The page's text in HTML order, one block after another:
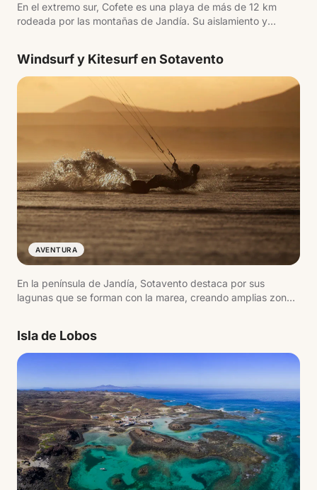
En el extremo sur, Cofete es una playa de más de 12 km
rodeada por las montañas de Jandía. Su aislamiento y
Windsurf y Kitesurf en Sotavento
AVENTURA
En la península de Jandía, Sotavento destaca por sus
lagunas que se forman con la marea, creando amplias zonas
kitesurf en Europa.
Isla de Lobos